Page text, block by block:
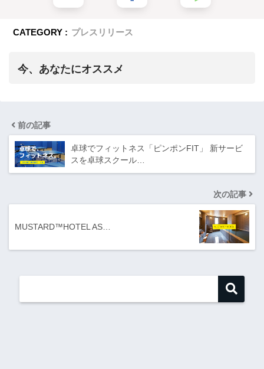
CATEGORY : プレスリリース
今、あなたにオススメ
前の記事
卓球でフィットネス「ピンポンFIT」 新サービ
スを卓球スクール…
次の記事
MUSTARD™️HOTEL AS…